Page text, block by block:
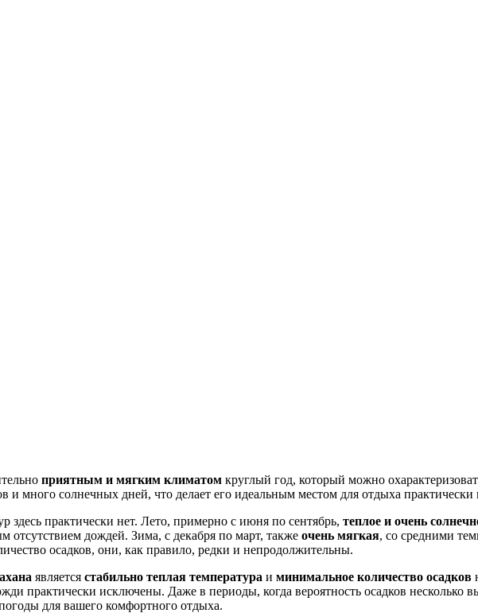
приятным и мягким климатом круглый год, который можно
и много солнечных дней, что делает его идеальным местом для отдыха
практически нет. Лето, примерно с июня по сентябрь, теплое и очень
дождей. Зима, с декабря по март, также очень мягкая, со средними
осадков, они, как правило, редки и непродолжительны.
является стабильно теплая температура и минимальное количество осадков
практически исключены. Даже в периоды, когда вероятность осадков несколько
для вашего комфортного отдыха.